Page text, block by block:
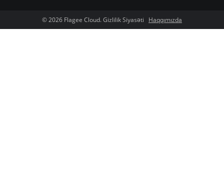
© 2026 Flagee Cloud. Gizlilik Siyasəti Haqqımızda